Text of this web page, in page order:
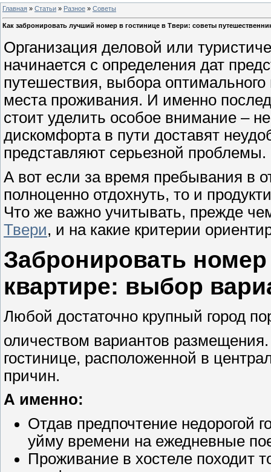
Главная » Статьи » Разное » Советы
Как забронировать лучший номер в гостинице в Твери: советы
Организация деловой или
начинается с определения дат
путешествия, выбора
места проживания. И именно
стоит уделить особое внимание –
дискомфорта в пути доставят
представляют серьезной проблемы.
А вот если за время пребывания в
полноценно отдохнуть, то и
Что же важно учитывать, прежде
Твери, и на какие критерии
Забронировать номер
квартире: выбор
Любой достаточно крупный город
оличеством вариантов
гостинице, расположенной в
причин.
А именно:
Отдав предпочтение недорогой
уйму времени на ежедневные
Проживание в хостеле походит